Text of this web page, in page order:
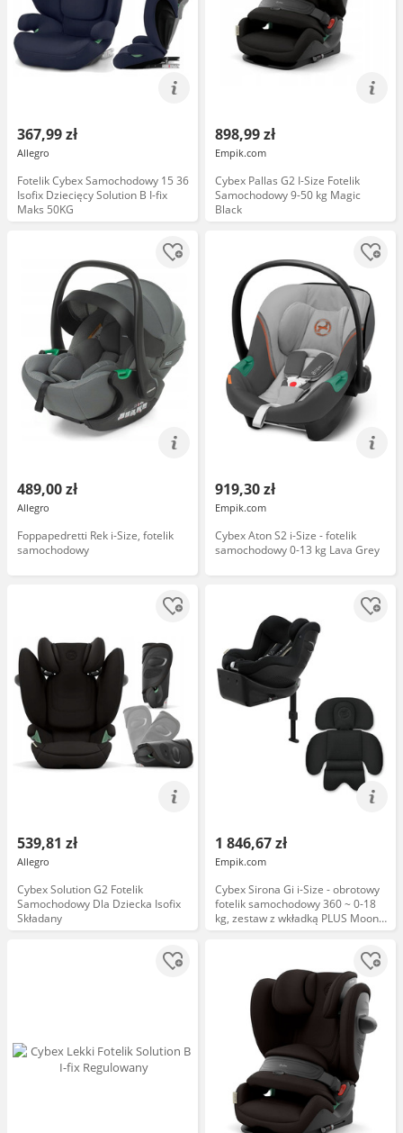
367,99 zł
Allegro
Fotelik Cybex Samochodowy 15 36
Isofix Dziecięcy Solution B I-fix
Maks 50KG
898,99 zł
Empik.com
Cybex Pallas G2 I-Size Fotelik
Samochodowy 9-50 kg Magic
Black
489,00 zł
Allegro
Foppapedretti Rek i-Size, fotelik
samochodowy
919,30 zł
Empik.com
Cybex Aton S2 i-Size - fotelik
samochodowy 0-13 kg Lava Grey
539,81 zł
Allegro
Cybex Solution G2 Fotelik
Samochodowy Dla Dziecka Isofix
Składany
1 846,67 zł
Empik.com
Cybex Sirona Gi i-Size - obrotowy
fotelik samochodowy 360 ~ 0-18
kg, zestaw z wkładką PLUS Moon
Black